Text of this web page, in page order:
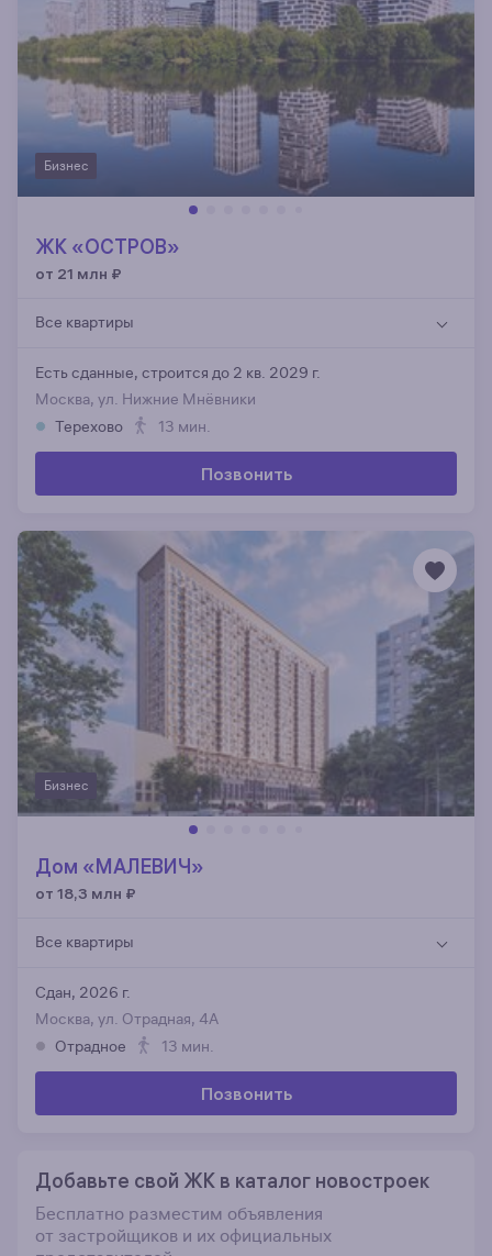
Бизнес
ЖК «ОСТРОВ»
от 21 млн ₽
Все квартиры
Есть сданные, строится до 2 кв. 2029 г.
Москва, ул. Нижние Мнёвники
Терехово
13 мин.
Позвонить
Бизнес
Дом «МАЛЕВИЧ»
от 18,3 млн ₽
Все квартиры
Сдан, 2026 г.
Москва, ул. Отрадная, 4А
Отрадное
13 мин.
Позвонить
Добавьте свой ЖК в каталог новостроек
Бесплатно разместим объявления
от застройщиков и их официальных